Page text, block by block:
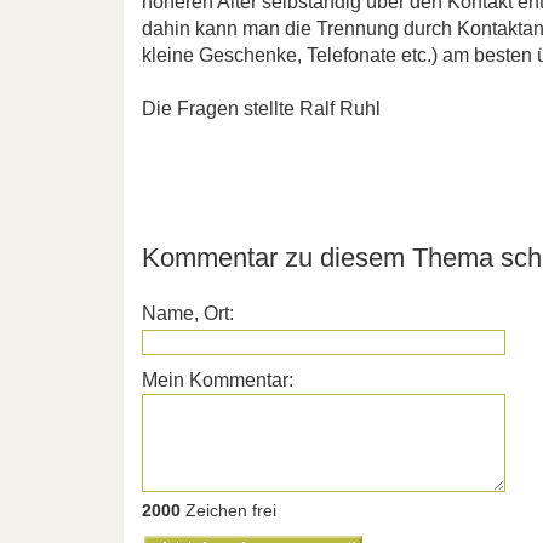
dahin kann man die Trennung durch
kleine Geschenke, Telefonate etc.) am besten
Die Fragen stellte Ralf Ruhl
Kommentar zu diesem Thema
Name, Ort:
Mein Kommentar:
2000 Zeichen frei